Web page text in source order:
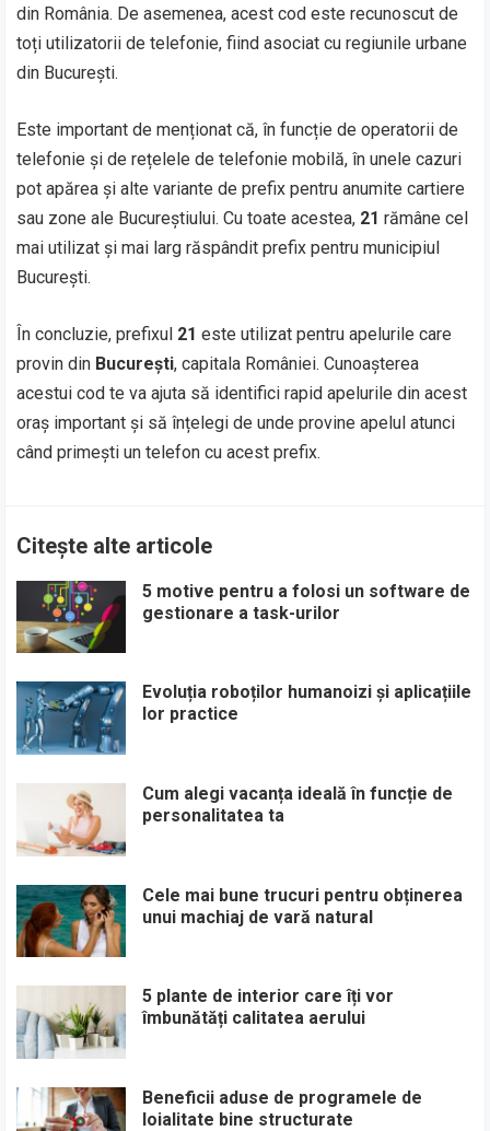
din România. De asemenea, acest cod este recunoscut de
toți utilizatorii de telefonie, fiind asociat cu regiunile urbane
din București.
Este important de menționat că, în funcție de operatorii de
telefonie și de rețelele de telefonie mobilă, în unele cazuri
pot apărea și alte variante de prefix pentru anumite cartiere
sau zone ale Bucureștiului. Cu toate acestea, 21 rămâne cel
mai utilizat și mai larg răspândit prefix pentru municipiul
București.
În concluzie, prefixul 21 este utilizat pentru apelurile care
provin din București, capitala României. Cunoașterea
acestui cod te va ajuta să identifici rapid apelurile din acest
oraș important și să înțelegi de unde provine apelul atunci
când primești un telefon cu acest prefix.
Citește alte articole
5 motive pentru a folosi un software de
gestionare a task-urilor
Evoluția roboților humanoizi și aplicațiile
lor practice
Cum alegi vacanța ideală în funcție de
personalitatea ta
Cele mai bune trucuri pentru obținerea
unui machiaj de vară natural
5 plante de interior care îți vor
îmbunătăți calitatea aerului
Beneficii aduse de programele de
loialitate bine structurate